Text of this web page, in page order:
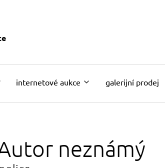
internetové aukce galerijní prodej
neznámý